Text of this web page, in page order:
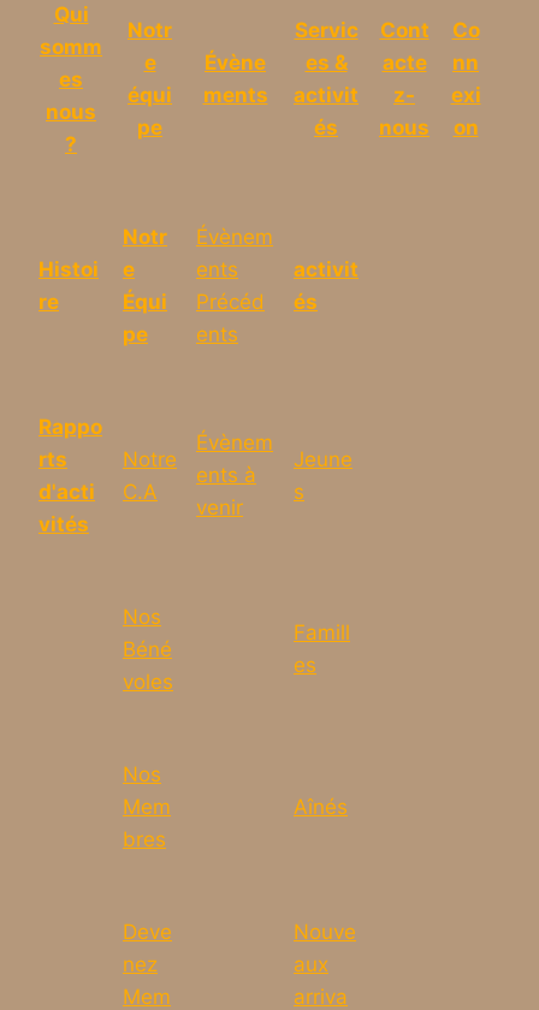
Qui
somm
es
nous
?
Notr
e
équi
pe
Évène
ments
Servic
es &
activit
és
Cont
acte
z-
nous
Co
nn
exi
on
Histoi
re
Notr
e
Équi
pe
Évènem
ents
Précéd
ents
activit
és
Rappo
rts
d'acti
vités
Notre
C.A
Évènem
ents à
venir
Jeune
s
Nos
Béné
voles
Famill
es
Nos
Mem
bres
Aînés
Deve
nez
Mem
Nouve
aux
arriva